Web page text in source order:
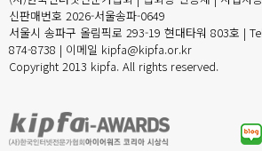
신판매번호 2026-서울송파-0649
서울시 송파구 올림픽로 293-19 현대타워 803호 |
874-8738 | 이메일 kipfa@kipfa.or.kr
Copyright 2013 kipfa. All rights reserved.